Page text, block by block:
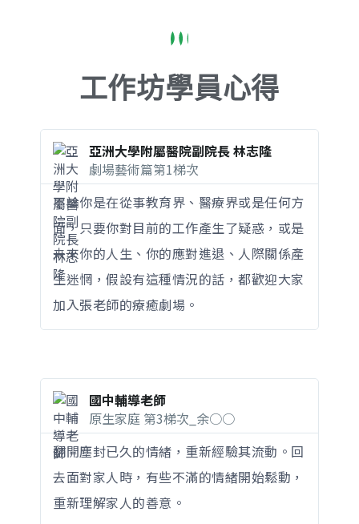
工作坊學員心得
亞洲大學附屬醫院副院長 林志隆
劇場藝術篇第1梯次
不論你是在從事教育界、醫療界或是任何方
面，只要你對目前的工作產生了疑惑，或是
未來你的人生、你的應對進退、人際關係產
生迷惘，假設有這種情況的話，都歡迎大家
加入張老師的療癒劇場。
國中輔導老師
原生家庭 第3梯次_余○○
翻開塵封已久的情緒，重新經驗其流動。回
去面對家人時，有些不滿的情緒開始鬆動，
重新理解家人的善意。